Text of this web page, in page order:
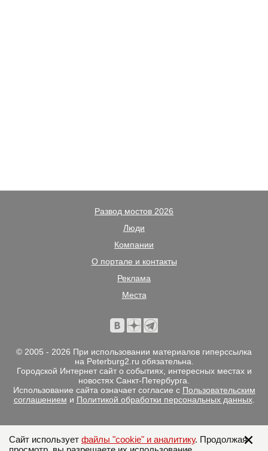
Развод мостов 2026
Люди
Компании
О портале и контакты
Реклама
Места
© 2005 - 2026 При использовании материалов гиперссылка
на Peterburg2.ru обязательна.
Городской Интернет сайт о событиях, интересных местах и
новостях Санкт-Петербурга.
Использование сайта означает согласие с Пользовательским
соглашением и Политикой обработки персональных данных.
Сайт использует файлы "cookie" и аналитику. Продолжая